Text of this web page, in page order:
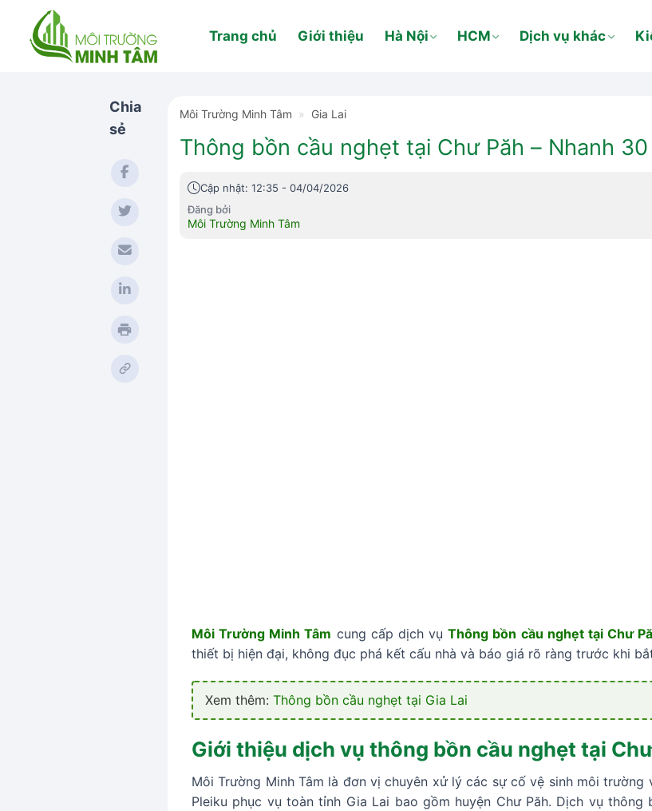
content
Trang chủ Giới thiệu Hà Nội HCM Dịch vụ khác
Chia
sẻ
Môi Trường Minh Tâm » Gia Lai
Thông bồn cầu nghẹt tại Chư Păh – Nhanh
Cập nhật: 12:35 - 04/04/2026
Đăng bởi
Môi Trường Minh Tâm
Môi Trường Minh Tâm cung cấp dịch vụThông bồn cầu nghẹt tại Chư
thiết bị hiện đại, không đục phá kết cấu nhà và báo giá rõ ràng trước khi
Xem thêm: Thông bồn cầu nghẹt tại Gia Lai
Giới thiệu dịch vụ thông bồn cầu nghẹt tại
Môi Trường Minh Tâm là đơn vị chuyên xử lý các sự cố vệ sinh môi trường
Pleiku phục vụ toàn tỉnh Gia Lai bao gồm huyện Chư Păh. Dịch vụ